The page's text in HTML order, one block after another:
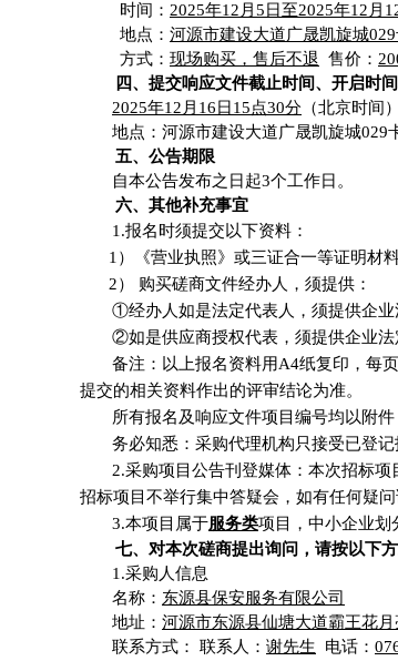
时间： 2025年12 月 5 日至2025年12 月
地点： 河源市建设大道广晟凯旋城
方式： 现场购买，售后不退 售价：
四、提交响应文件截止时间、开启时
2025年12月16日15点30分 （北京时间）
地点：河源市建设大道广晟凯旋城029
五、公告期限
自本公告发布之日起3个工作日。
六、其他补充事宜
1 .报名时须提交以下资料：
1）《营业执照》或三证合一等证明材料
2） 购买磋商文件经办人，须提供：
①经办人如是法定代表人，须提供企业
②如是供应商授权代表，须提供企业
备注：以上报名资料用A4纸复印，每
提交的相关资料作出的评审结论为准。
所有报名及 响应文件项目编号均以附件
务必知悉：采购代理机构只接受已登记
2.采购项目公告刊登媒体：本次招标项
招标项目不举行集中答疑会，如有任何疑
3.本项目属于服务类项目，中小企业划
七、对本次磋商提出询问，请按以下方
1.采购人信息
名称： 东源县保安服务有限公司
地址： 河源市东源县仙塘大道霸王花
联系方式 ： 联系人： 谢先生 电话：